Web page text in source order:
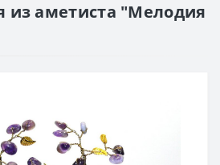
из аметиста "Мелодия